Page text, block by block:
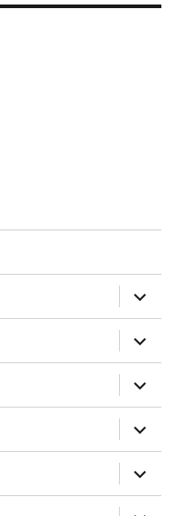
展
开
子
菜
单
展
开
子
菜
单
展
开
子
菜
单
展
开
子
菜
单
展
开
子